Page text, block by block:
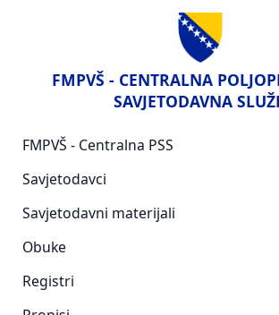
FMPVŠ - CENTRALNA
SAVJETODAVNA
FMPVŠ - Centralna PSS
Savjetodavci
Savjetodavni materijali
Obuke
Registri